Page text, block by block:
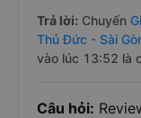
Trả lời: Chuyến
Thủ Đức - Sài
vào lúc 13:52 là
Câu hỏi: